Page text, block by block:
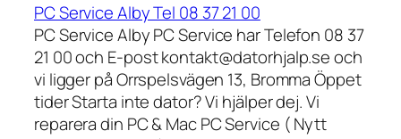
PC Service Alby Tel 08 37 21 00
PC Service Alby PC Service har Telefon 08 37
21 00 och E-post kontakt@datorhjalp.se och
vi ligger på Orrspelsvägen 13, Bromma Öppet
tider Starta inte dator? Vi hjälper dej. Vi
reparera din PC & Mac PC Service ( Nytt